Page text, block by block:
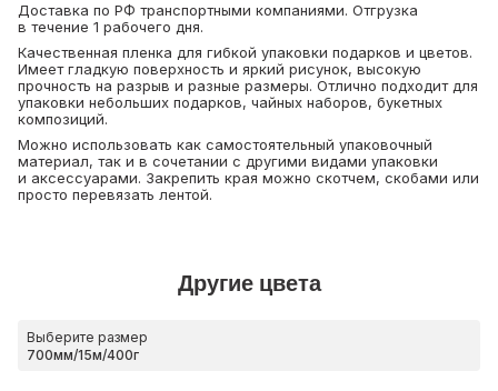
Доставка по РФ транспортными компаниями. Отгрузка
в течение 1 рабочего дня.
Качественная пленка для гибкой упаковки подарков и цветов.
Имеет гладкую поверхность и яркий рисунок, высокую
прочность на разрыв и разные размеры. Отлично подходит для
упаковки небольших подарков, чайных наборов, букетных
композиций.
Можно использовать как самостоятельный упаковочный
материал, так и в сочетании с другими видами упаковки
и аксессуарами. Закрепить края можно скотчем, скобами или
просто перевязать лентой.
Другие цвета
Выберите размер